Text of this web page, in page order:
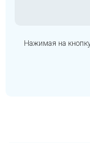
Нажимая на кнопку